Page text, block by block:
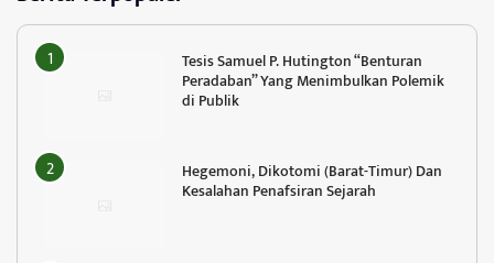
Tesis Samuel P. Hutington “Benturan
Peradaban” Yang Menimbulkan Polemik
di Publik
Hegemoni, Dikotomi (Barat-Timur) Dan
Kesalahan Penafsiran Sejarah